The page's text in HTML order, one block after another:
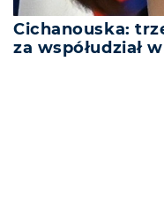
Cichanouska:
za współudział